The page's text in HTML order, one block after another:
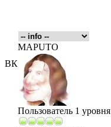
ВК
MAPUTO
Пользователь 1 уровня